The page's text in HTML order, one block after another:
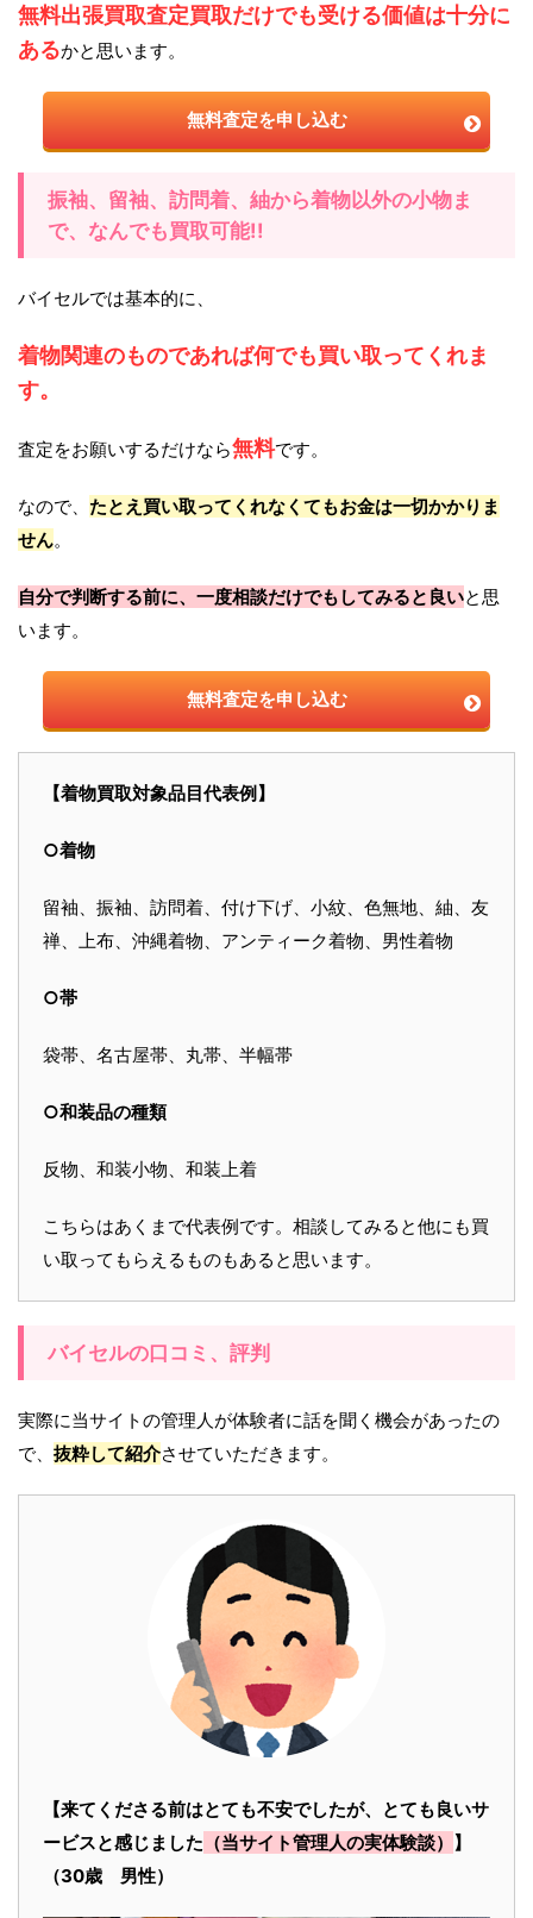
無料出張買取査定買取だけでも受ける価値は十分に
あるかと思います。
無料査定を申し込む
振袖、留袖、訪問着、紬から着物以外の小物ま
で、なんでも買取可能!!
バイセルでは基本的に、
着物関連のものであれば何でも買い取ってくれま
す。
査定をお願いするだけなら無料です。
なので、 たとえ買い取ってくれなくてもお金は一切かかりま
せん。
自分で判断する前に、一度相談だけでもしてみると良いと思
います。
無料査定を申し込む
【着物買取対象品目代表例】
○着物
留袖、振袖、訪問着、付け下げ、小紋、色無地、紬、友
禅、上布、沖縄着物、アンティーク着物、男性着物
○帯
袋帯、名古屋帯、丸帯、半幅帯
○和装品の種類
反物、和装小物、和装上着
こちらはあくまで代表例です。相談してみると他にも買
い取ってもらえるものもあると思います。
バイセルの口コミ、評判
実際に当サイトの管理人が体験者に話を聞く機会があったの
で、 抜粋して紹介させていただきます。
【来てくださる前はとても不安でしたが、とても良いサ
ービスと感じました （当サイト管理人の実体験談） 】
（30歳 男性）